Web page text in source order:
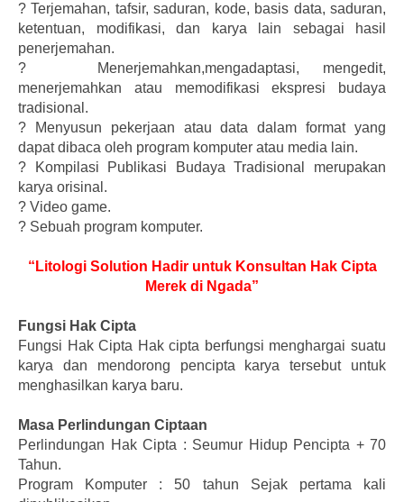
? Terjemahan, tafsir, saduran, kode, basis data, saduran,
ketentuan, modifikasi, dan karya lain sebagai hasil
penerjemahan.
?
Menerjemahkan,mengadaptasi, mengedit,
menerjemahkan atau memodifikasi ekspresi budaya
tradisional.
?
Menyusun pekerjaan atau data dalam format yang
dapat dibaca oleh program komputer atau media lain.
?
Kompilasi Publikasi Budaya Tradisional merupakan
karya orisinal.
? Video game.
? Sebuah program komputer.
“Litologi Solution Hadir untuk Konsultan Hak Cipta
Merek di Ngada”
Fungsi Hak Cipta
Fungsi Hak Cipta Hak cipta berfungsi menghargai suatu
karya dan mendorong pencipta karya tersebut untuk
menghasilkan karya baru.
Masa Perlindungan Ciptaan
Perlindungan Hak Cipta : Seumur Hidup Pencipta + 70
Tahun.
Program Komputer : 50 tahun Sejak pertama kali